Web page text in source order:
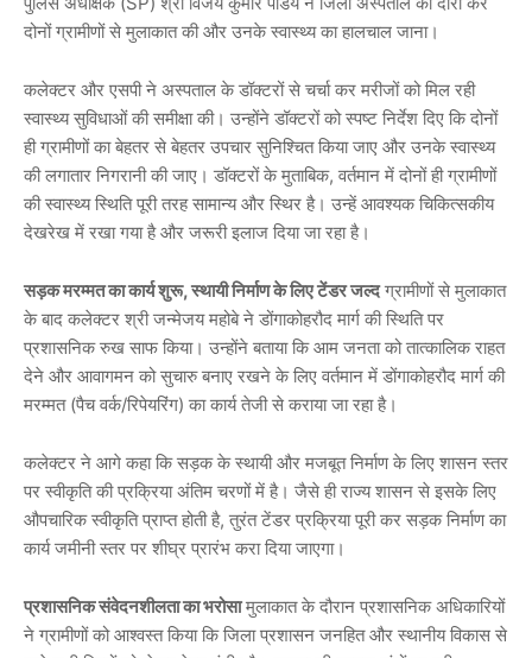
दोनों ग्रामीणों से मुलाकात की और उनके स्वास्थ्य का हालचाल जाना।
कलेक्टर और एसपी ने अस्पताल के डॉक्टरों से चर्चा कर मरीजों को मिल रही
स्वास्थ्य सुविधाओं की समीक्षा की। उन्होंने डॉक्टरों को स्पष्ट निर्देश दिए कि दोनों
ही ग्रामीणों का बेहतर से बेहतर उपचार सुनिश्चित किया जाए और उनके स्वास्थ्य
की लगातार निगरानी की जाए। डॉक्टरों के मुताबिक, वर्तमान में दोनों ही ग्रामीणों
की स्वास्थ्य स्थिति पूरी तरह सामान्य और स्थिर है। उन्हें आवश्यक चिकित्सकीय
देखरेख में रखा गया है और जरूरी इलाज दिया जा रहा है।
सड़क मरम्मत का कार्य शुरू, स्थायी निर्माण के लिए टेंडर जल्दग्रामीणों से मुलाकात
के बाद कलेक्टर श्री जन्मेजय महोबे ने डोंगाकोहरौद मार्ग की स्थिति पर
प्रशासनिक रुख साफ किया। उन्होंने बताया कि आम जनता को तात्कालिक राहत
देने और आवागमन को सुचारु बनाए रखने के लिए वर्तमान में डोंगाकोहरौद मार्ग की
मरम्मत (पैच वर्क/रिपेयरिंग) का कार्य तेजी से कराया जा रहा है।
कलेक्टर ने आगे कहा कि सड़क के स्थायी और मजबूत निर्माण के लिए शासन स्तर
पर स्वीकृति की प्रक्रिया अंतिम चरणों में है। जैसे ही राज्य शासन से इसके लिए
औपचारिक स्वीकृति प्राप्त होती है, तुरंत टेंडर प्रक्रिया पूरी कर सड़क निर्माण का
कार्य जमीनी स्तर पर शीघ्र प्रारंभ करा दिया जाएगा।
प्रशासनिक संवेदनशीलता का भरोसामुलाकात के दौरान प्रशासनिक अधिकारियों
ने ग्रामीणों को आश्वस्त किया कि जिला प्रशासन जनहित और स्थानीय विकास से